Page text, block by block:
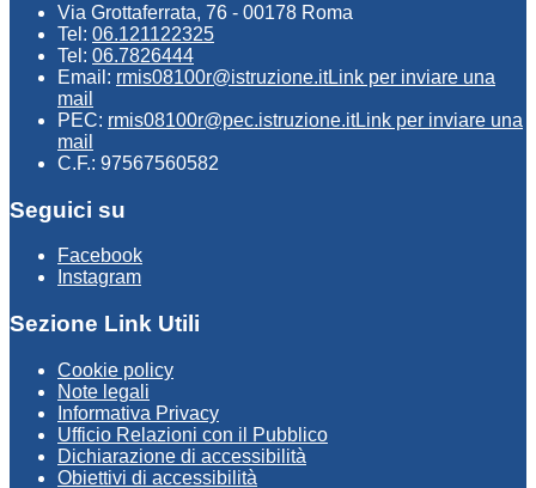
Via Grottaferrata, 76 - 00178 Roma
Tel: 06.121122325
Tel: 06.7826444
Email: rmis08100r@istruzione.itLink per inviare una
mail
PEC: rmis08100r@pec.istruzione.itLink per inviare una
mail
C.F.: 97567560582
Seguici su
Facebook
Instagram
Sezione Link Utili
Cookie policy
Note legali
Informativa Privacy
Ufficio Relazioni con il Pubblico
Dichiarazione di accessibilità
Obiettivi di accessibilità